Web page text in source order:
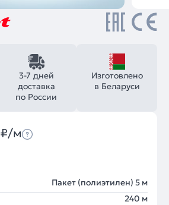
3-7 дней
доставка
по России
Изготовлено
в Беларуси
₽/м
Пакет (полиэтилен) 5 м
240 м